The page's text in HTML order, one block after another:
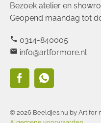
Bezoek atelier en
Geopend maandag tot
phone 0314-840005
mail info@artformore.nl
© 2026 Beeldjes.nu by Art for